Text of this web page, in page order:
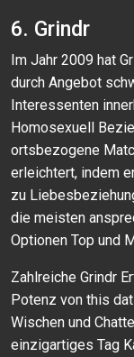
6. Grindr
Im Jahr 2009 hat
durch Angebot
Interessenten
Homosexuell
ortsbezogene
erleichtert, indem
zu
die meisten
Optionen Top und
Zahlreiche Grindr
Potenz von this
Wischen und
einzigartiges Tag